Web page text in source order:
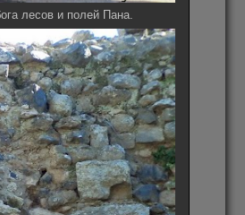
лесов и полей Пана.